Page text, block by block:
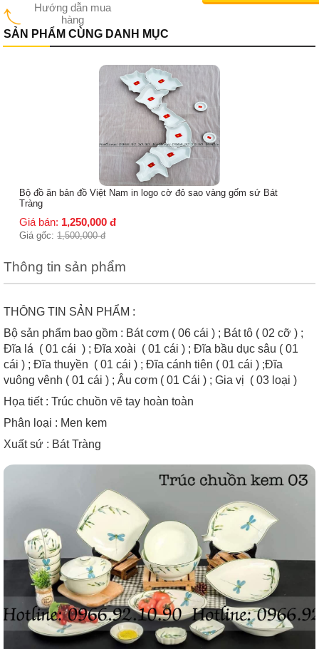
Hướng dẫn mua
hàng
SẢN PHẨM CÙNG DANH MỤC
Bộ đồ ăn bản đồ Việt Nam in logo cờ đỏ sao vàng gốm sứ Bát
Tràng
Giá bán: 1,250,000 đ
Giá gốc: 1,500,000 đ
Thông tin sản phẩm
THÔNG TIN SẢN PHẨM :
Bộ sản phẩm bao gồm : Bát cơm ( 06 cái ) ; Bát tô ( 02 cỡ ) ;
Đĩa lá ( 01 cái ) ; Đĩa xoài ( 01 cái ) ; Đĩa bầu dục sâu ( 01
cái ) ; Đĩa thuyền ( 01 cái ) ; Đĩa cánh tiên ( 01 cái ) ;Đĩa
vuông vênh ( 01 cái ) ; Âu cơm ( 01 Cái ) ; Gia vị ( 03 loại )
Họa tiết : Trúc chuồn vẽ tay hoàn toàn
Phân loại : Men kem
Xuất sứ : Bát Tràng